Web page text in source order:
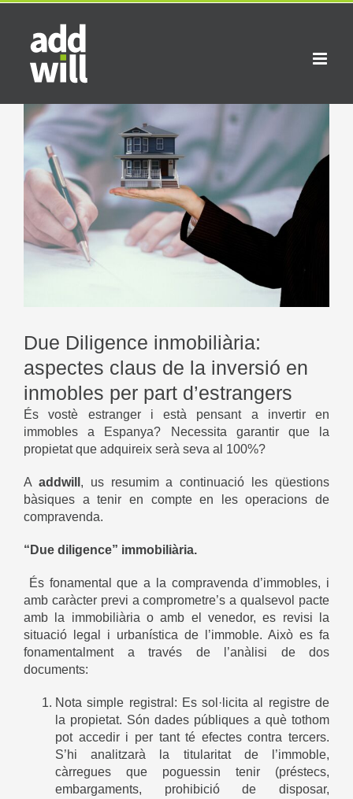
Skip
content
View
Larger
Image
Due Diligence inmobiliària:
aspectes claus de la inversió en
inmobles per part d’estrangers
És vostè estranger i està pensant a invertir en
immobles a Espanya? Necessita garantir que la
propietat que adquireix serà seva al 100%?
A addwill , us resumim a continuació les qüestions
bàsiques a tenir en compte en les operacions de
compravenda.
“Due diligence” immobiliària.
És fonamental que a la compravenda d’immobles, i
amb caràcter previ a comprometre’s a qualsevol pacte
amb la immobiliària o amb el venedor, es revisi la
situació legal i urbanística de l’immoble. Això es fa
fonamentalment a través de l’anàlisi de dos
documents:
Nota simple registral: Es sol·licita al registre de
la propietat. Són dades públiques a què tothom
pot accedir i per tant té efectes contra tercers.
S’hi analitzarà la titularitat de l’immoble,
càrregues que poguessin tenir (préstecs,
embargaments, prohibició de disposar,